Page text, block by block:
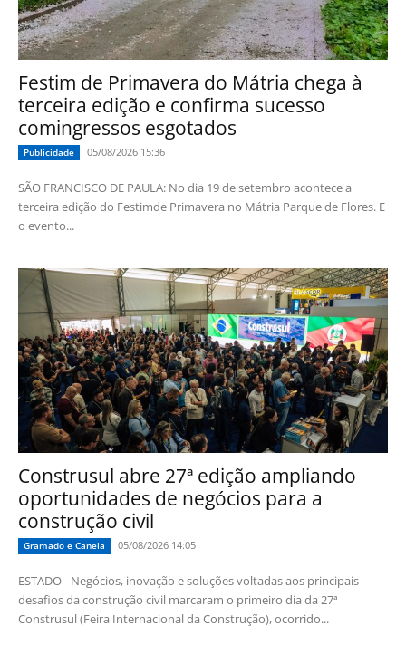
Festim de Primavera do Mátria chega à
terceira edição e confirma sucesso
comingressos esgotados
Publicidade 05/08/2026 15:36
SÃO FRANCISCO DE PAULA: No dia 19 de setembro acontece a
terceira edição do Festimde Primavera no Mátria Parque de Flores. E
o evento...
Construsul abre 27ª edição ampliando
oportunidades de negócios para a
construção civil
Gramado e Canela 05/08/2026 14:05
ESTADO - Negócios, inovação e soluções voltadas aos principais
desafios da construção civil marcaram o primeiro dia da 27ª
Construsul (Feira Internacional da Construção), ocorrido...